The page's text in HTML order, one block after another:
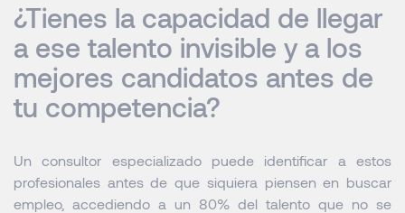
¿Tienes la capacidad de llegar
a ese talento invisible y a los
mejores candidatos antes de
tu competencia?
Un consultor especializado puede identificar a estos
profesionales antes de que siquiera piensen en buscar
empleo, accediendo a un 80% del talento que no se